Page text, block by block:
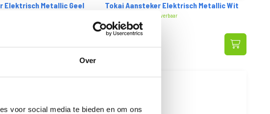
Over
voor social media te bieden en om ons
Elektrisch Metallic Geel Tokai Aansteker Elektrisch Metallic Wit
Op voorraad: direct leverbaar
VANAF
0 20